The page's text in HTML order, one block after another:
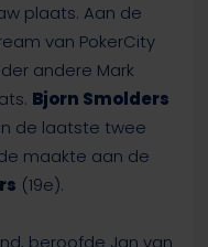
plaats. Aan de
van PokerCity
andere Mark
Bjorn Smolders
de laatste twee
maakte aan de
(19e).
beroofde Jan van